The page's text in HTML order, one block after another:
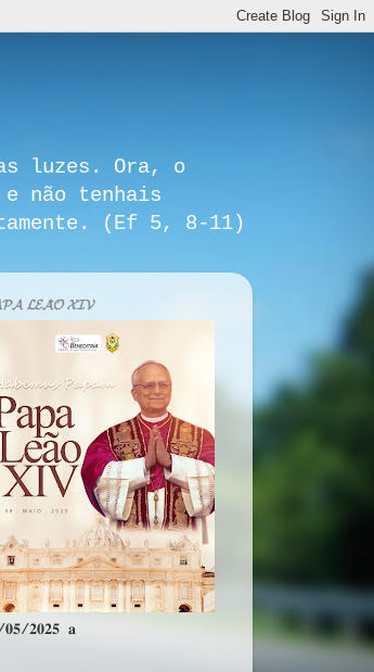
luzes. Ora, o
não tenhais
(Ef 5, 8-11)
𝓛𝓔𝓐̃𝓞 𝓧𝓘𝓥
𝟎𝟓/𝟐𝟎𝟐𝟓 𝐚